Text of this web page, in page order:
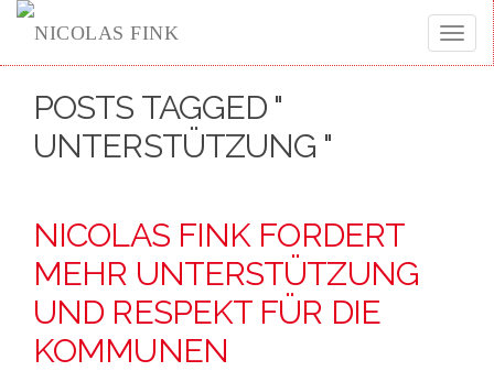
Toggle
POSTS TAGGED "
UNTERSTÜTZUNG "
NICOLAS FINK FORDERT
MEHR UNTERSTÜTZUNG
UND RESPEKT FÜR DIE
KOMMUNEN